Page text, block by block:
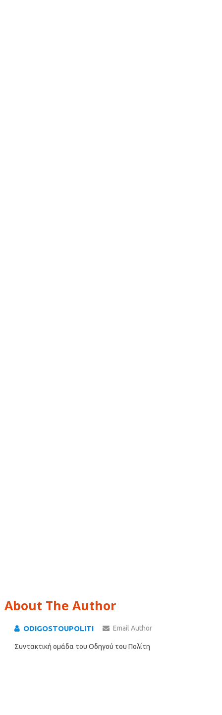
About The Author
ODIGOSTOUPOLITI Email Author
Συντακτική ομάδα του Οδηγού του Πολίτη